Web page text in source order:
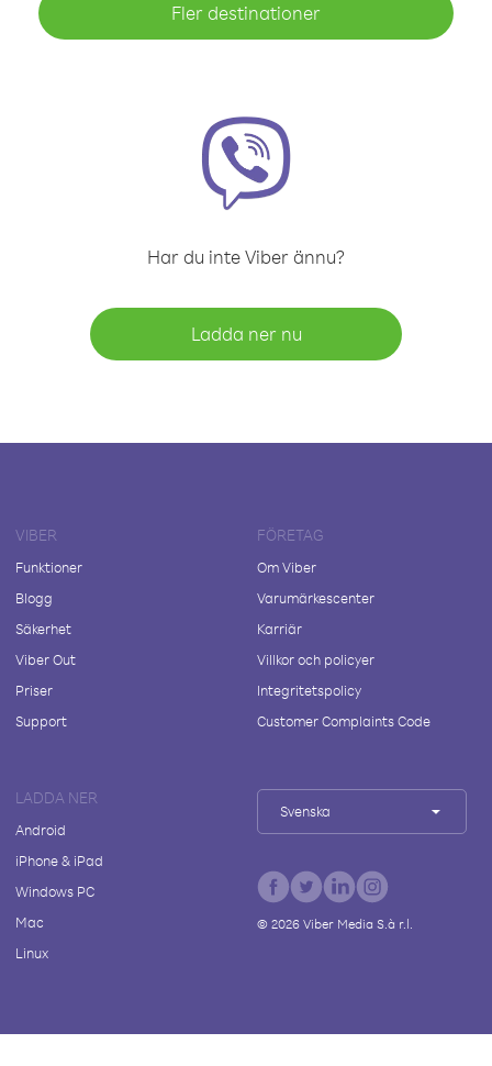
Fler destinationer
Har du inte Viber ännu?
Ladda ner nu
VIBER
Funktioner
Blogg
Säkerhet
Viber Out
Priser
Support
FÖRETAG
Om Viber
Varumärkescenter
Karriär
Villkor och policyer
Integritetspolicy
Customer Complaints Code
LADDA NER
Android
iPhone & iPad
Windows PC
Mac
Linux
Svenska
© 2026Viber Media S.à r.l.